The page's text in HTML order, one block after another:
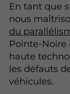
En tant que
nous
du
Pointe-Noire
haute
les défauts
véhicules.